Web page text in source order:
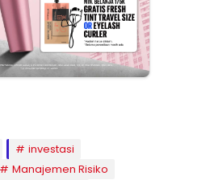
investasi
Manajemen Risiko